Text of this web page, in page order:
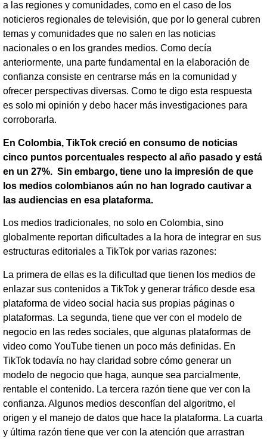
a las regiones y comunidades, como en el caso de los
noticieros regionales de televisión, que por lo general cubren
temas y comunidades que no salen en las noticias
nacionales o en los grandes medios. Como decía
anteriormente, una parte fundamental en la elaboración de
confianza consiste en centrarse más en la comunidad y
ofrecer perspectivas diversas. Como te digo esta respuesta
es solo mi opinión y debo hacer más investigaciones para
corroborarla.
En Colombia, TikTok creció en consumo de noticias
cinco puntos porcentuales respecto al año pasado y está
en un 27%. Sin embargo, tiene uno la impresión de que
los medios colombianos aún no han logrado cautivar a
las audiencias en esa plataforma.
Los medios tradicionales, no solo en Colombia, sino
globalmente reportan dificultades a la hora de integrar en sus
estructuras editoriales a TikTok por varias razones:
La primera de ellas es la dificultad que tienen los medios de
enlazar sus contenidos a TikTok y generar tráfico desde esa
plataforma de video social hacia sus propias páginas o
plataformas. La segunda, tiene que ver con el modelo de
negocio en las redes sociales, que algunas plataformas de
video como YouTube tienen un poco más definidas. En
TikTok todavía no hay claridad sobre cómo generar un
modelo de negocio que haga, aunque sea parcialmente,
rentable el contenido. La tercera razón tiene que ver con la
confianza. Algunos medios desconfían del algoritmo, el
origen y el manejo de datos que hace la plataforma. La cuarta
y última razón tiene que ver con la atención que arrastran